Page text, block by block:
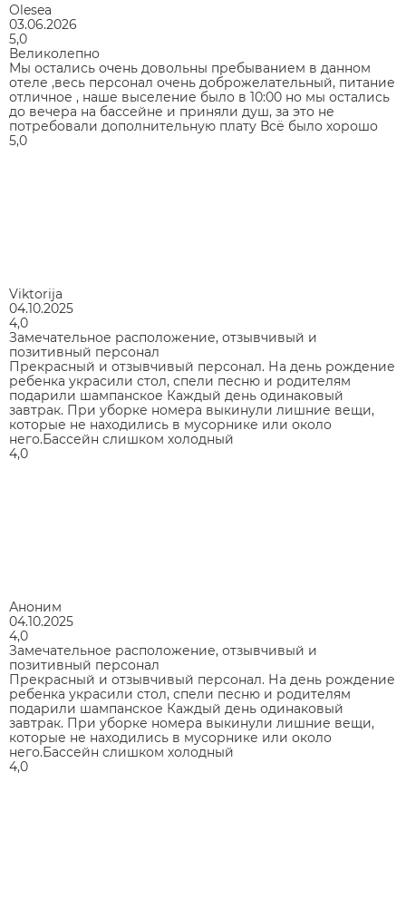
Olesea
03.06.2026
5,0
Великолепно
Мы остались очень довольны пребыванием в данном
отеле ,весь персонал очень доброжелательный, питание
отличное , наше выселение было в 10:00 но мы остались
до вечера на бассейне и приняли душ, за это не
потребовали дополнительную плату Всё было хорошо
5,0
Viktorija
04.10.2025
4,0
Замечательное расположение, отзывчивый и
позитивный персонал
Прекрасный и отзывчивый персонал. На день рождение
ребенка украсили стол, спели песню и родителям
подарили шампанское Каждый день одинаковый
завтрак. При уборке номера выкинули лишние вещи,
которые не находились в мусорнике или около
него.Бассейн слишком холодный
4,0
Аноним
04.10.2025
4,0
Замечательное расположение, отзывчивый и
позитивный персонал
Прекрасный и отзывчивый персонал. На день рождение
ребенка украсили стол, спели песню и родителям
подарили шампанское Каждый день одинаковый
завтрак. При уборке номера выкинули лишние вещи,
которые не находились в мусорнике или около
него.Бассейн слишком холодный
4,0